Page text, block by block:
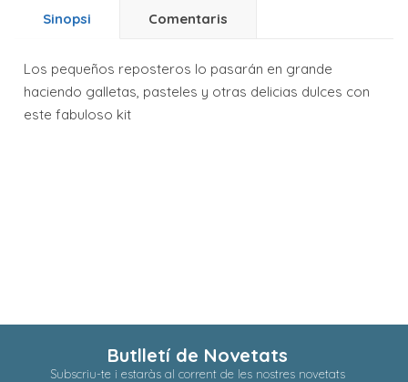
Sinopsi Comentaris
Los pequeños reposteros lo pasarán en grande
haciendo galletas, pasteles y otras delicias dulces con
este fabuloso kit
Butlletí de Novetats
Subscriu-te i estaràs al corrent de les nostres novetats